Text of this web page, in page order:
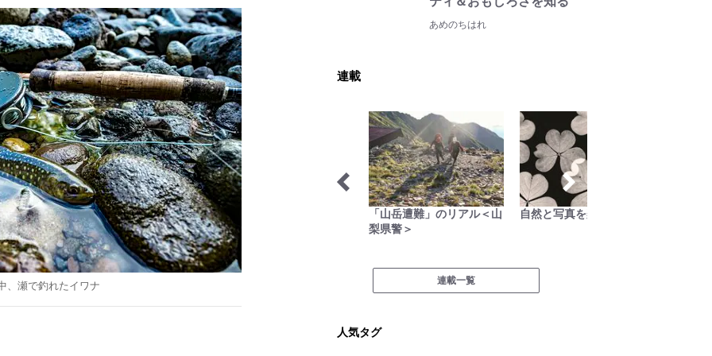
、瀬で釣れたイワナ
あめのちはれ
連載
ブーツの国の街角で
古くて新しい「ブッシュク
ラフト」の世界
「山岳遭難」のリアル＜山
梨県警＞
自然と写真を楽しむ日々
連載一覧
人気タグ